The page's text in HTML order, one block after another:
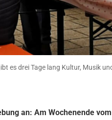
es drei Tage lang Kultur, Musik
an: Am Wochenende